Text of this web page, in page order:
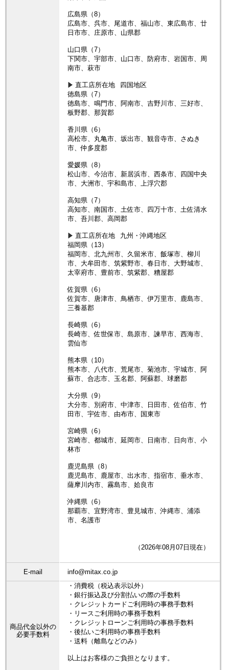
広島県（8）
広島市、呉市、尾道市、福山市、東広島市、廿
日市市、庄原市、山県郡
山口県（7）
下関市、宇部市、山口市、防府市、岩国市、周
南市、萩市
直工店所在地
四国地区
徳島県（7）
徳島市、鳴門市、阿南市、吉野川市、三好市、
板野郡、那賀郡
香川県（6）
高松市、丸亀市、坂出市、観音寺市、さぬき
市、仲多度郡
愛媛県（8）
松山市、今治市、新居浜市、西条市、四国中央
市、大洲市、宇和島市、上浮穴郡
高知県（7）
高知市、南国市、土佐市、四万十市、土佐清水
市、吾川郡、高岡郡
直工店所在地
九州・沖縄地区
福岡県（13）
福岡市、北九州市、久留米市、飯塚市、柳川
市、大牟田市、筑紫野市、春日市、大野城市、
太宰府市、豊前市、筑紫郡、糟屋郡
佐賀県（6）
佐賀市、唐津市、鳥栖市、伊万里市、鹿島市、
三養基郡
長崎県（6）
長崎市、佐世保市、島原市、諫早市、西海市、
雲仙市
熊本県（10）
熊本市、八代市、荒尾市、菊池市、宇城市、阿
蘇市、合志市、玉名郡、阿蘇郡、球磨郡
大分県（9）
大分市、別府市、中津市、日田市、佐伯市、竹
田市、宇佐市、由布市、国東市
宮崎県（6）
宮崎市、都城市、延岡市、日南市、日向市、小
林市
鹿児島県（8）
鹿児島市、鹿屋市、出水市、指宿市、垂水市、
薩摩川内市、霧島市、姶良市
沖縄県（6）
那覇市、宜野湾市、豊見城市、沖縄市、浦添
市、名護市
（2026年08月07日現在）
E-mail info@mitax.co.jp
商品代金以外の
必要手数料
・消費税（税込表示以外）
・銀行振込及び分割払いの際の手数料
・クレジットカードご利用時の事務手数料
・リースご利用時の事務手数料
・クレジットローンご利用時の事務手数料
・後払いご利用時の事務手数料
・送料（離島などのみ）
以上はお客様のご負担となります。